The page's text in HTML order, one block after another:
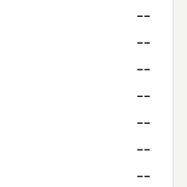
--
--
--
--
--
--
--